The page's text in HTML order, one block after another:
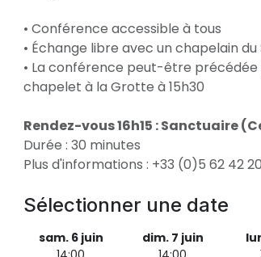
• Conférence accessible à tous
• Échange libre avec un chapelain
• La conférence peut-être
chapelet à la Grotte à 15h30
Rendez-vous 16h15 : Sanctuaire
Durée : 30 minutes
Plus d'informations : +33 (0)5 62 42
Sélectionner une date
sam. 6 juin
dim. 7 juin